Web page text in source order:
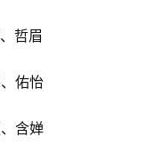
哲眉
佑怡
含婵